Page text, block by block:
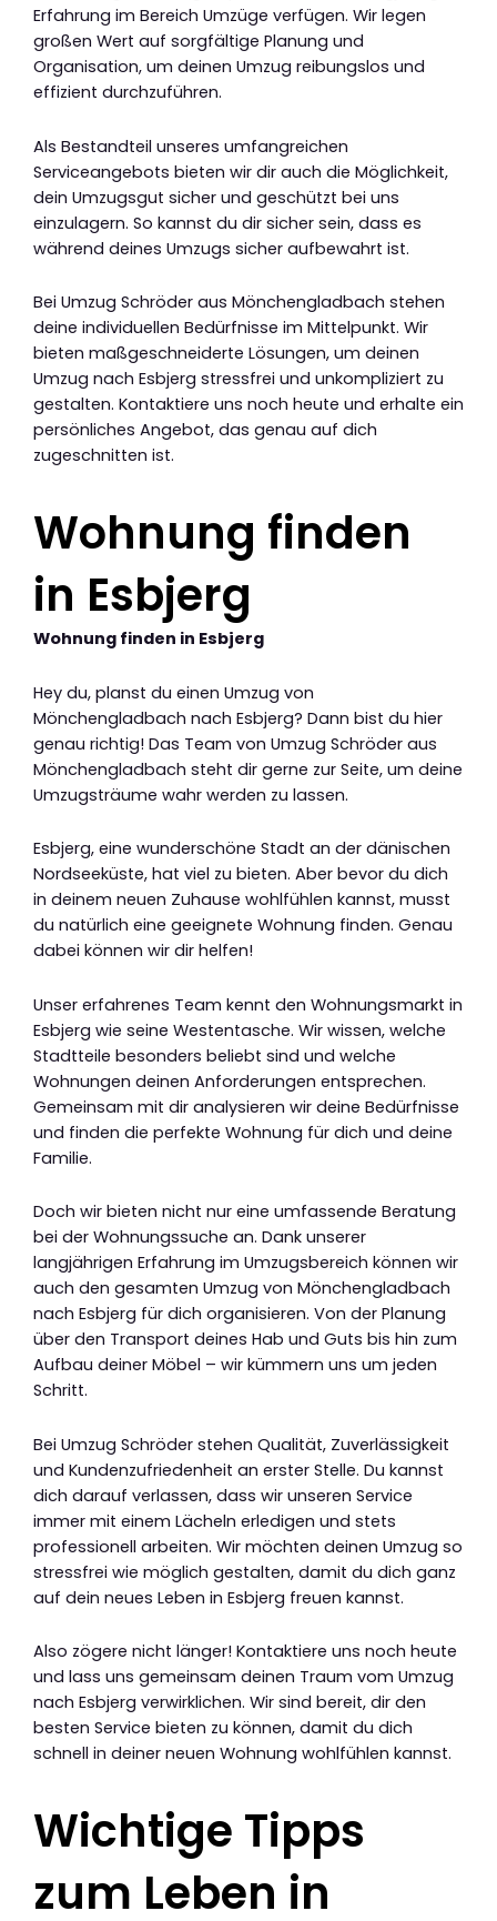
Erfahrung im Bereich Umzüge verfügen. Wir legen
großen Wert auf sorgfältige Planung und
Organisation, um deinen Umzug reibungslos und
effizient durchzuführen.
Als Bestandteil unseres umfangreichen
Serviceangebots bieten wir dir auch die Möglichkeit,
dein Umzugsgut sicher und geschützt bei uns
einzulagern. So kannst du dir sicher sein, dass es
während deines Umzugs sicher aufbewahrt ist.
Bei Umzug Schröder aus Mönchengladbach stehen
deine individuellen Bedürfnisse im Mittelpunkt. Wir
bieten maßgeschneiderte Lösungen, um deinen
Umzug nach Esbjerg stressfrei und unkompliziert zu
gestalten. Kontaktiere uns noch heute und erhalte ein
persönliches Angebot, das genau auf dich
zugeschnitten ist.
Wohnung finden
in Esbjerg
Wohnung finden in Esbjerg
Hey du, planst du einen Umzug von
Mönchengladbach nach Esbjerg? Dann bist du hier
genau richtig! Das Team von Umzug Schröder aus
Mönchengladbach steht dir gerne zur Seite, um deine
Umzugsträume wahr werden zu lassen.
Esbjerg, eine wunderschöne Stadt an der dänischen
Nordseeküste, hat viel zu bieten. Aber bevor du dich
in deinem neuen Zuhause wohlfühlen kannst, musst
du natürlich eine geeignete Wohnung finden. Genau
dabei können wir dir helfen!
Unser erfahrenes Team kennt den Wohnungsmarkt in
Esbjerg wie seine Westentasche. Wir wissen, welche
Stadtteile besonders beliebt sind und welche
Wohnungen deinen Anforderungen entsprechen.
Gemeinsam mit dir analysieren wir deine Bedürfnisse
und finden die perfekte Wohnung für dich und deine
Familie.
Doch wir bieten nicht nur eine umfassende Beratung
bei der Wohnungssuche an. Dank unserer
langjährigen Erfahrung im Umzugsbereich können wir
auch den gesamten Umzug von Mönchengladbach
nach Esbjerg für dich organisieren. Von der Planung
über den Transport deines Hab und Guts bis hin zum
Aufbau deiner Möbel – wir kümmern uns um jeden
Schritt.
Bei Umzug Schröder stehen Qualität, Zuverlässigkeit
und Kundenzufriedenheit an erster Stelle. Du kannst
dich darauf verlassen, dass wir unseren Service
immer mit einem Lächeln erledigen und stets
professionell arbeiten. Wir möchten deinen Umzug so
stressfrei wie möglich gestalten, damit du dich ganz
auf dein neues Leben in Esbjerg freuen kannst.
Also zögere nicht länger! Kontaktiere uns noch heute
und lass uns gemeinsam deinen Traum vom Umzug
nach Esbjerg verwirklichen. Wir sind bereit, dir den
besten Service bieten zu können, damit du dich
schnell in deiner neuen Wohnung wohlfühlen kannst.
Wichtige Tipps
zum Leben in